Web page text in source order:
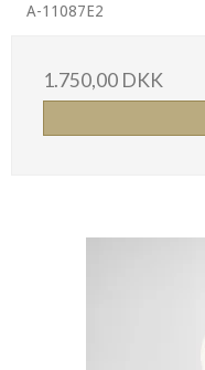
A-11087E2
1.750,00 DKK